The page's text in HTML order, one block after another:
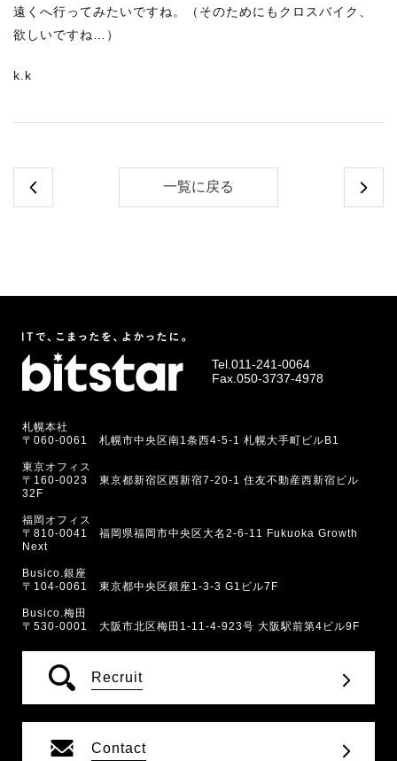
遠くへ行ってみたいですね。（そのためにもクロスバイク、
欲しいですね…）
k.k
一覧に戻る
Tel. 011-241-0064
Fax.050-3737-4978
札幌本社
〒060-0061 札幌市中央区南1条西4-5-1 札幌大手町ビルB1
東京オフィス
〒160-0023 東京都新宿区西新宿7-20-1 住友不動産西新宿ビル
32F
福岡オフィス
〒810-0041 福岡県福岡市中央区大名2-6-11 Fukuoka Growth
Next
Busico.銀座
〒104-0061 東京都中央区銀座1-3-3 G1ビル7F
Busico.梅田
〒530-0001 大阪市北区梅田1-11-4-923号 大阪駅前第4ビル9F
Recruit
Contact